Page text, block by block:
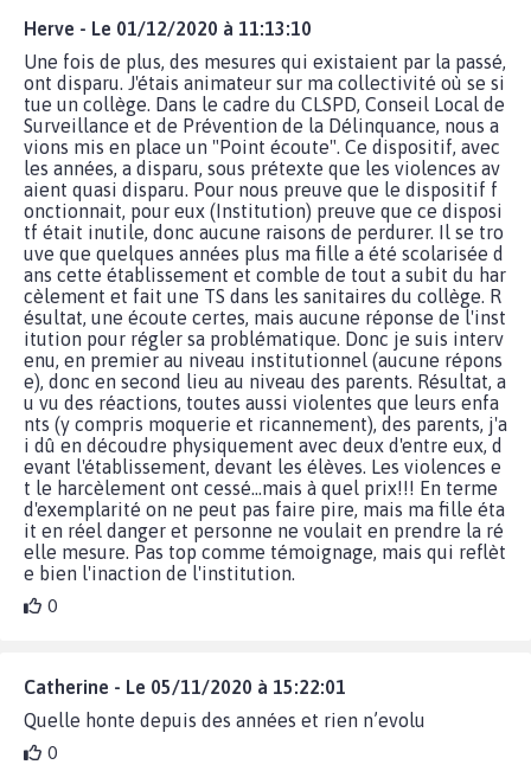
Herve - Le 01/12/2020 à 11:13:10
Une fois de plus, des mesures qui existaient par la passé,
ont disparu. J'étais animateur sur ma collectivité où se si
tue un collège. Dans le cadre du CLSPD, Conseil Local de
Surveillance et de Prévention de la Délinquance, nous a
vions mis en place un "Point écoute". Ce dispositif, avec
les années, a disparu, sous prétexte que les violences av
aient quasi disparu. Pour nous preuve que le dispositif f
onctionnait, pour eux (Institution) preuve que ce disposi
tf était inutile, donc aucune raisons de perdurer. Il se tro
uve que quelques années plus ma fille a été scolarisée d
ans cette établissement et comble de tout a subit du har
cèlement et fait une TS dans les sanitaires du collège. R
ésultat, une écoute certes, mais aucune réponse de l'inst
itution pour régler sa problématique. Donc je suis interv
enu, en premier au niveau institutionnel (aucune répons
e), donc en second lieu au niveau des parents. Résultat, a
u vu des réactions, toutes aussi violentes que leurs enfa
nts (y compris moquerie et ricannement), des parents, j'a
i dû en découdre physiquement avec deux d'entre eux, d
evant l'établissement, devant les élèves. Les violences e
t le harcèlement ont cessé...mais à quel prix!!! En terme
d'exemplarité on ne peut pas faire pire, mais ma fille éta
it en réel danger et personne ne voulait en prendre la ré
elle mesure. Pas top comme témoignage, mais qui reflèt
e bien l'inaction de l'institution.
0
Catherine - Le 05/11/2020 à 15:22:01
Quelle honte depuis des années et rien n’evolu
0